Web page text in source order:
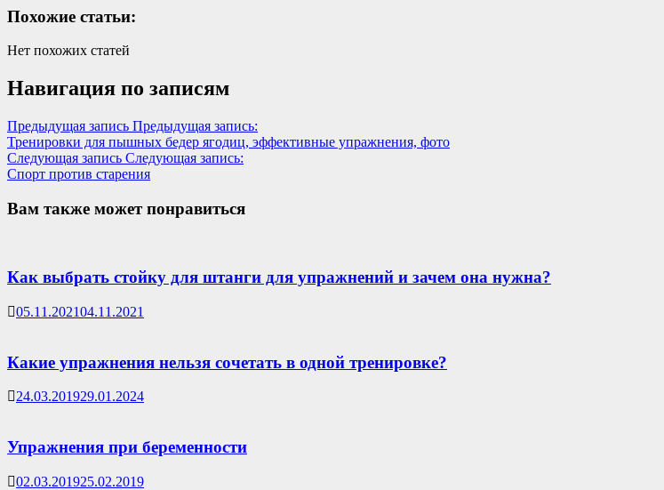
Похожие статьи:
Нет похожих статей
Навигация по записям
Предыдущая запись Предыдущая запись:
Тренировки для пышных бедер ягодиц, эффективные упражнения, фото
Следующая запись Следующая запись:
Спорт против старения
Вам также может понравиться
Как выбрать стойку для штанги для упражнений и зачем она нужна?
05.11.202104.11.2021
Какие упражнения нельзя сочетать в одной тренировке?
24.03.201929.01.2024
Упражнения при беременности
02.03.201925.02.2019